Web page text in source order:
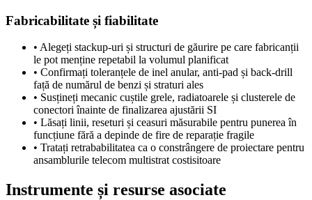
Fabricabilitate și fiabilitate
• Alegeți stackup-uri și structuri de găurire pe care fabricanții
le pot menține repetabil la volumul planificat
• Confirmați toleranțele de inel anular, anti-pad și back-drill
față de numărul de benzi și straturi ales
• Susțineți mecanic cuștile grele, radiatoarele și clusterele de
conectori înainte de finalizarea ajustării SI
• Lăsați linii, reseturi și ceasuri măsurabile pentru punerea în
funcțiune fără a depinde de fire de reparație fragile
• Tratați retrababilitatea ca o constrângere de proiectare pentru
ansamblurile telecom multistrat costisitoare
Instrumente și resurse asociate